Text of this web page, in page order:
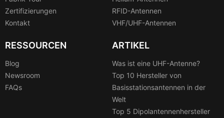
Zertifizierungen
Kontakt
RFID-Antennen
VHF/UHF-Antennen
RESSOURCEN
Blog
Newsroom
FAQs
ARTIKEL
Was ist eine UHF-Antenne?
Top 10 Hersteller von
Basisstationsantennen in der
Welt
Top 5 Dipolantennenhersteller